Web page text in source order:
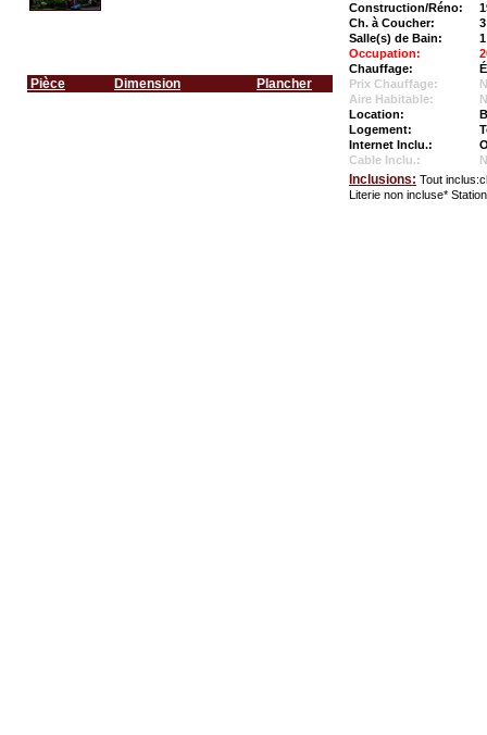
Pièce Dimension Plancher
Construction/Réno:
Ch. à Coucher:
3
Salle(s) de Bain:
1
Occupation:
Chauffage:
Prix Chauffage:
Aire Habitable:
Location:
Logement:
Internet Inclu.:
Cable Inclu.:
Inclusions: Tout
Literie non incluse*